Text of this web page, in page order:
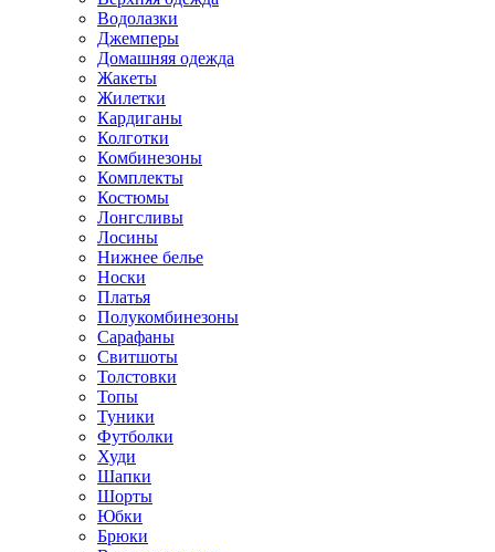
Водолазки
Джемперы
Домашняя одежда
Жакеты
Жилетки
Кардиганы
Колготки
Комбинезоны
Комплекты
Костюмы
Лонгсливы
Лосины
Нижнее белье
Носки
Платья
Полукомбинезоны
Сарафаны
Свитшоты
Толстовки
Топы
Туники
Футболки
Худи
Шапки
Шорты
Юбки
Брюки